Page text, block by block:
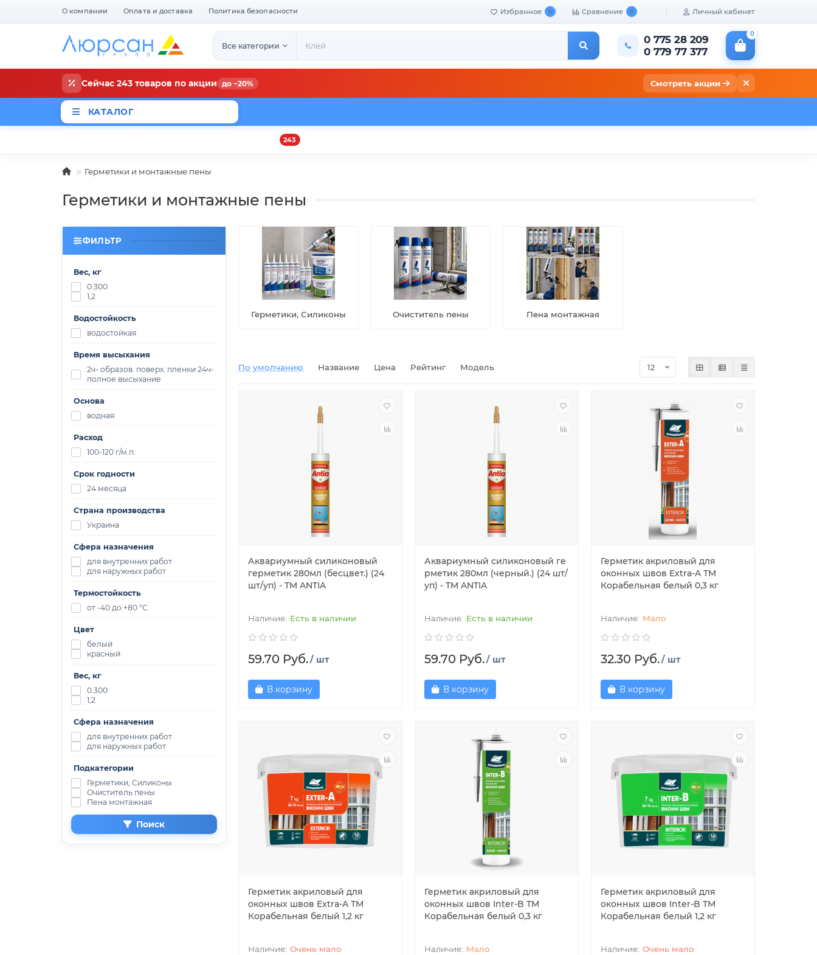
О компании Оплата и доставка Политика безопасности Избранное 0 Сравнение 0 Личный кабинет
Все категории
0 775 28 209
0 779 77 377
0
Сейчас 243 товаров по акции до −20% Смотреть акции
КАТАЛОГ
243
Герметики и монтажные пены
Герметики и монтажные пены
ФИЛЬТР
Вес, кг
0.300
1,2
Водостойкость
водостойкая
Время высыхания
2ч- образов. поверх. пленки 24ч-
полное высыхание
Основа
водная
Расход
100-120 г/м.п.
Срок годности
24 месяца
Страна производства
Украина
Сфера назначения
для внутренних работ
для наружных работ
Термостойкость
от -40 до +80 °С
Цвет
белый
красный
Вес, кг
0.300
1,2
Сфера назначения
для внутренних работ
для наружных работ
Подкатегории
Герметики, Силиконы
Очиститель пены
Пена монтажная
Поиск
Герметики, Силиконы Очиститель пены Пена монтажная
По умолчанию Название Цена Рейтинг Модель
Аквариумный силиконовый
герметик 280мл (бесцвет.) (24
шт/уп) - TM ANTIA
Есть в наличии
59.70 Руб./ шт
В корзину
Аквариумный силиконовый ге
рметик 280мл (черный.) (24 шт/
уп) - TM ANTIA
Есть в наличии
59.70 Руб./ шт
В корзину
Герметик акриловый для
оконных швов Extra-A ТМ
Корабельная белый 0,3 кг
Мало
32.30 Руб./ шт
В корзину
Герметик акриловый для
оконных швов Extra-A ТМ
Корабельная белый 1,2 кг
Очень мало
Герметик акриловый для
оконных швов Inter-B ТМ
Корабельная белый 0,3 кг
Мало
Герметик акриловый для
оконных швов Inter-B ТМ
Корабельная белый 1,2 кг
Очень мало